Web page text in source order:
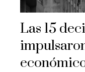
Las 15